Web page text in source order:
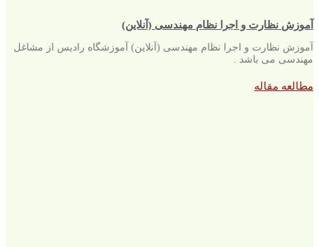
آموزش نظارت و اجرا نظام مهندسی (آنلاین)
آموزش نظارت و اجرا نظام مهندسی (آنلاین) آموزشگاه رادیس از مشاغل
مهندسی می باشد .
مطالعه مقاله